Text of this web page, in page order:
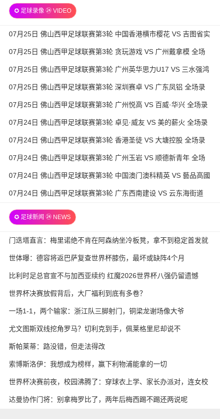
✪ 足球录像 ㉔ VIDEO
07月25日 佛山西甲足球联赛第3轮 中国香港横市樱花 VS 吉图省实
青年 全场录像
07月25日 佛山西甲足球联赛第3轮 贪玩游戏 VS 广州戴拿模 全场
录像
07月25日 佛山西甲足球联赛第3轮 广州英华思力U17 VS 三水强鸿
轩青年 全场录像
07月25日 佛山西甲足球联赛第3轮 深圳赛卓 VS 广东凤铝 全场录
07月25日 佛山西甲足球联赛第3轮 广州悦高 VS 百威·华兴 全场录
07月24日 佛山西甲足球联赛第3轮 卓见·威友 VS 美的薪火 全场录
07月24日 佛山西甲足球联赛第3轮 香港圣徒 VS 大塘控股 全场录
07月24日 佛山西甲足球联赛第3轮 广州玉岩 VS 顺德新青年 全场
录像
07月24日 佛山西甲足球联赛第3轮 中国澳门澳科精英 VS 藝品高國
際 全场录像
07月24日 佛山西甲足球联赛第3轮 广东西南建设 VS 云东海街道
✪ 足球新闻 ㉔ NEWS
门迭塔直言：梅里诺绝不肯在阿森纳坐冷板凳，拿不到稳定首发就
考虑另寻出路
世体曝：德容将返巴萨复查世界杯膝伤，最坏或缺阵4个月
比利时足总官宣不与加西亚续约 红魔2026世界杯八强仍留遗憾
世界杯决赛放假背后，大厂福利到底有多卷？
一场1-1，两个输家：浙江队三脚射门，铜梁龙谢场像大爷
尤文图斯双线挖角罗马？切利克到手，佩莱格里尼却说不
斯帕莱蒂：路没错，但走法得改
索博斯洛伊：我想成为榜样，赢下利物浦能拿的一切
世界杯决赛前夜，校园沸腾了：穿球衣上学、家长办派对，连女校
也熬夜追球
达曼协作门将：别拿梅罗比了，两年后梅西踢不踢还两说呢